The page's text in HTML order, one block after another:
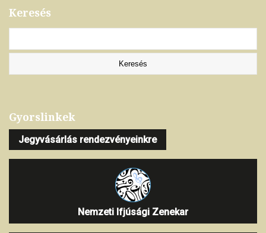
Keresés
Gyorslinkek
Jegyvásárlás rendezvényeinkre
Nemzeti Ifjúsági Zenekar